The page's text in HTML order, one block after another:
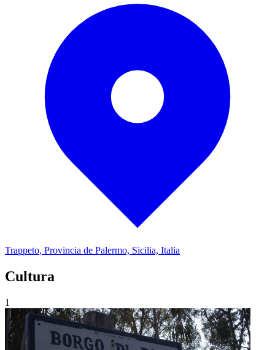
Trappeto, Provincia de Palermo, Sicilia, Italia
Cultura
1